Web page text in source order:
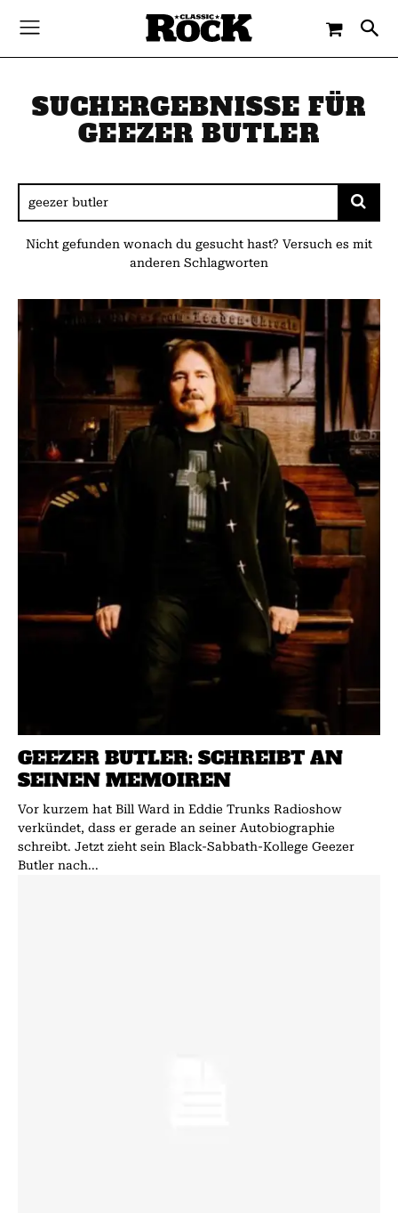
SUCHERGEBNISSE FÜR
GEEZER BUTLER
Nicht gefunden wonach du gesucht hast? Versuch es mit
anderen Schlagworten
GEEZER BUTLER: SCHREIBT AN
SEINEN MEMOIREN
Vor kurzem hat Bill Ward in Eddie Trunks Radioshow
verkündet, dass er gerade an seiner Autobiographie
schreibt. Jetzt zieht sein Black-Sabbath-Kollege Geezer
Butler nach...